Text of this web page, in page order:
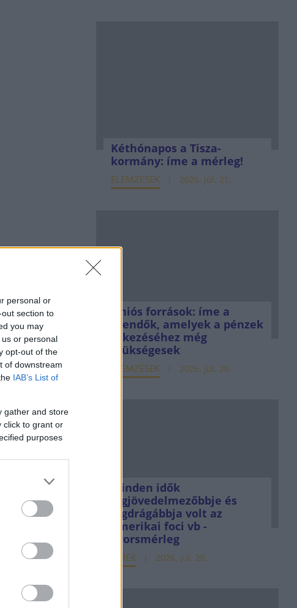
personal or
section to
you may
or personal
opt-out of the
of downstream
IAB’s List of
gather and store
click to grant or
purposes
Kéthónapos a Tisza-
kormány: íme a mérleg!
ELEMZÉSEK 2026. júl. 21.
Uniós források: íme a
teendők, amelyek a pénzek
érkezéséhez még
szükségesek
ELEMZÉSEK 2026. júl. 20.
Minden idők
legjövedelmezőbbje és
legdrágábbja volt az
amerikai foci vb -
gyorsmérleg
HÍREK 2026. júl. 20.